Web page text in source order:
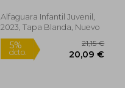
Alfaguara Infantil Juvenil,
2023, Tapa Blanda, Nuevo